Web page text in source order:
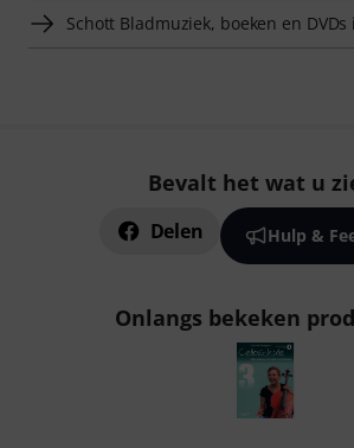
Schott Bladmuziek, boeken en
Bevalt het wat u
Delen Hulp &
Onlangs bekeken